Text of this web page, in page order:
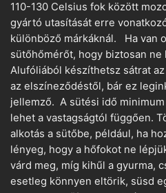
110-130 Celsius fok között
gyártó utasítását erre
különböző márkáknál. Ha van
sütőhőmérőt, hogy biztosan ne
Alufóliából készíthetsz sátrat
az elszíneződéstől, bár ez
jellemző. A sütési idő
lehet a vastagságtól függően.
alkotás a sütőbe, például, ha
lényeg, hogy a hőfokot ne
várd meg, míg kihűl a gyurma,
esetleg könnyen eltörik, süsd